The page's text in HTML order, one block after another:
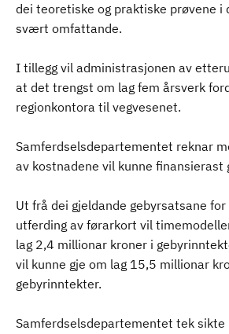
dei teoretiske og praktiske prøvene i
svært omfattande.
I tillegg vil administrasjonen av
at det trengst om lag fem årsverk
regionkontora til vegvesenet.
Samferdselsdepartementet reknar
av kostnadene vil kunne finansierast
Ut frå dei gjeldande gebyrsatsane
utferding av førarkort vil
lag 2,4 millionar kroner i
vil kunne gje om lag 15,5 millionar
gebyrinntekter.
Samferdselsdepartementet tek sikte